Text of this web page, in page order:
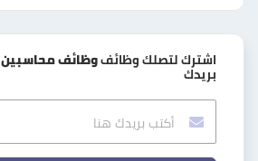
اشترك لتصلك وظائفوظائف محاسبين
بريدك